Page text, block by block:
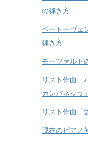
の弾き方
ベートーヴェ
弾き方
モーツァルト
リスト作曲
カンパネッラ
リスト作曲
現在のピアノ